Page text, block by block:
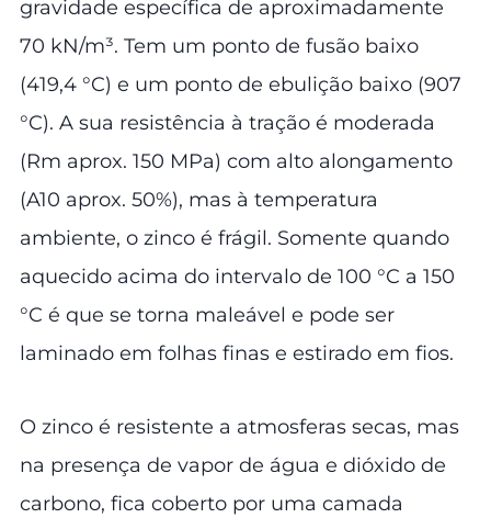
gravidade específica de aproximadamente
70 kN/m³. Tem um ponto de fusão baixo
(419,4 °C) e um ponto de ebulição baixo (907
°C). A sua resistência à tração é moderada
(Rm aprox. 150 MPa) com alto alongamento
(A10 aprox. 50%), mas à temperatura
ambiente, o zinco é frágil. Somente quando
aquecido acima do intervalo de 100 °C a 150
°C é que se torna maleável e pode ser
laminado em folhas finas e estirado em fios.
O zinco é resistente a atmosferas secas, mas
na presença de vapor de água e dióxido de
carbono, fica coberto por uma camada